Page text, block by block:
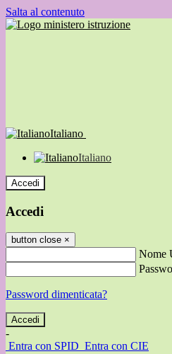
Salta al contenuto
Italiano
Italiano
Accedi
Accedi
button close ×
Nome
Password dimenticata?
-
Entra con SPID Entra con CIE